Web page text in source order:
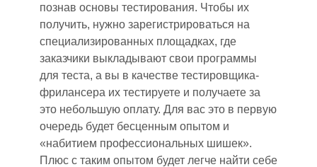
познав основы тестирования. Чтобы их
получить, нужно зарегистрироваться на
специализированных площадках, где
заказчики выкладывают свои программы
для теста, а вы в качестве тестировщика-
фрилансера их тестируете и получаете за
это небольшую оплату. Для вас это в первую
очередь будет бесценным опытом и
«набитием профессиональных шишек».
Плюс с таким опытом будет легче найти себе